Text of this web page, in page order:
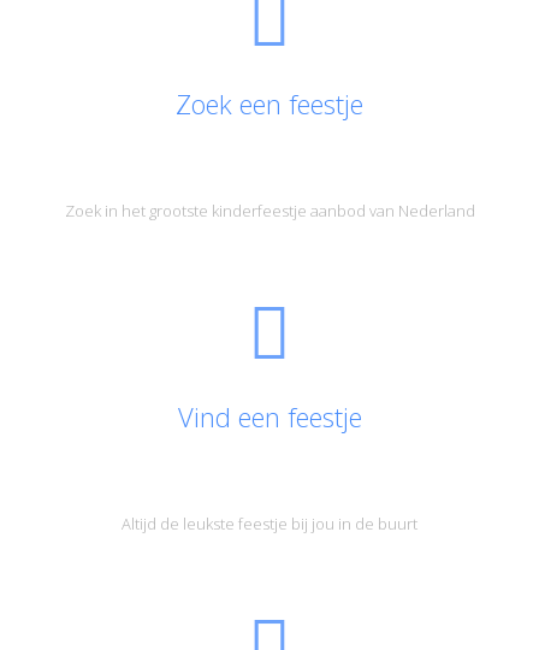
Zoek een feestje
Zoek in het grootste kinderfeestje aanbod van Nederland
Vind een feestje
Altijd de leukste feestje bij jou in de buurt